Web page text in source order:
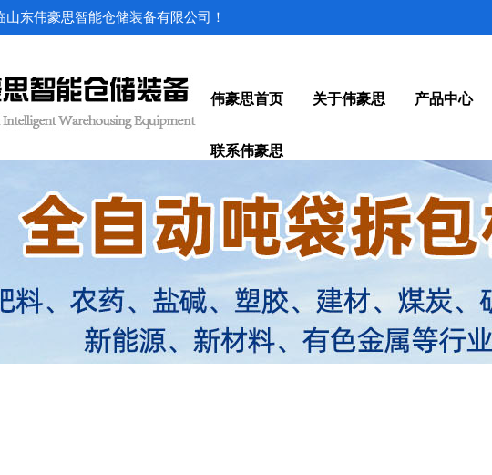
东伟豪思智能仓储装备有限公司！
伟豪思首页 关于伟豪思 产品中心
联系伟豪思